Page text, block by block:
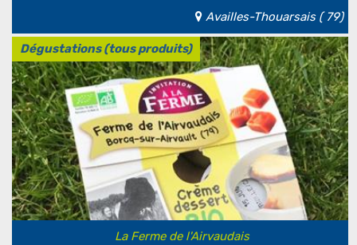
Availles-Thouarsais ( 79)
Dégustations (tous produits)
La Ferme de l'Airvaudais